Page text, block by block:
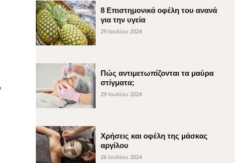
8 Επιστημονικά οφέλη του ανανά
για την υγεία
29 Ιουλίου 2024
Πώς αντιμετωπίζονται τα μαύρα
στίγματα;
29 Ιουλίου 2024
Χρήσεις και οφέλη της μάσκας
αργίλου
26 Ιουλίου 2024